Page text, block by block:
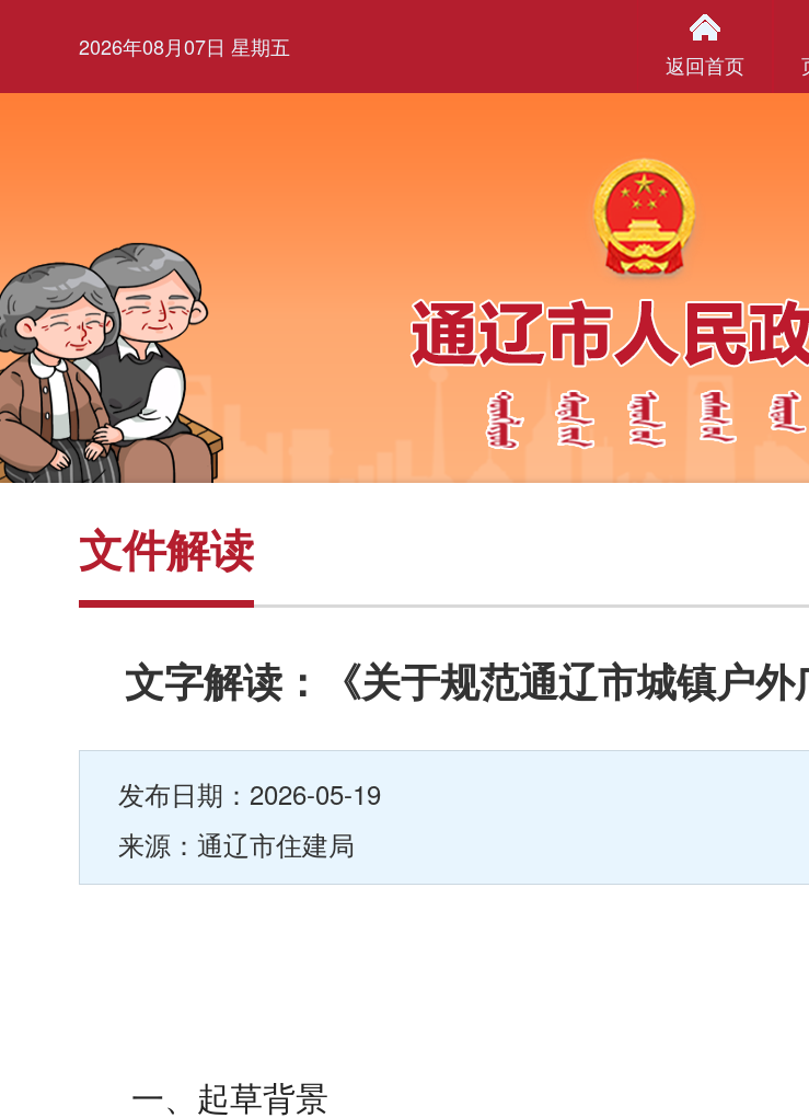
2026年08月07日 星期五
返回首页
文件解读
文字解读：《关于规范通辽市城镇户外
发布日期：2026-05-19
来源：通辽市住建局
一、 起草背景